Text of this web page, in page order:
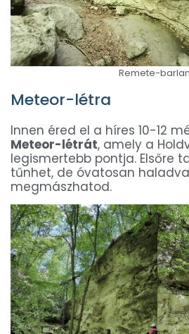
Remete-
Meteor-létra
Innen éred el a híres 10-12
Meteor-létrát, amely a
legismertebb pontja. Elsőre
tűnhet, de óvatosan
megmászhatod.